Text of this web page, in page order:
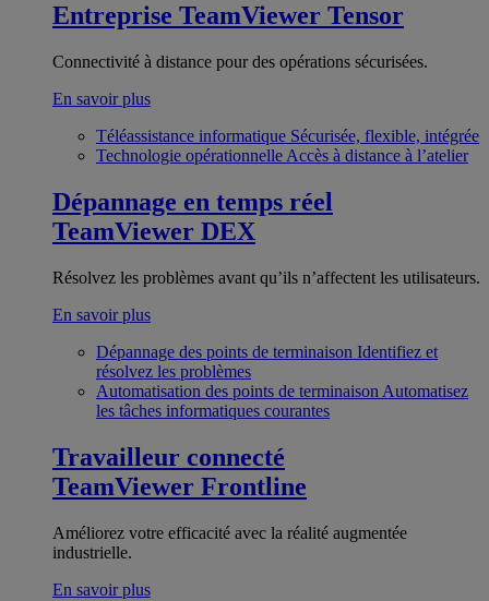
Entreprise TeamViewer Tensor
Connectivité à distance pour des opérations sécurisées.
En savoir plus
Téléassistance informatique Sécurisée, flexible, intégrée
Technologie opérationnelle Accès à distance à l’atelier
Dépannage en temps réel
TeamViewer DEX
Résolvez les problèmes avant qu’ils n’affectent les utilisateurs.
En savoir plus
Dépannage des points de terminaison Identifiez et
résolvez les problèmes
Automatisation des points de terminaison Automatisez
les tâches informatiques courantes
Travailleur connecté
TeamViewer Frontline
Améliorez votre efficacité avec la réalité augmentée
industrielle.
En savoir plus